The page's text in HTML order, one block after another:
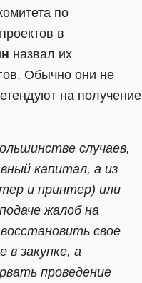
по
в
назвал их
Обычно они не
на получение
случаев,
капитал, а из
и принтер) или
жалоб на
свое
в закупке, а
проведение